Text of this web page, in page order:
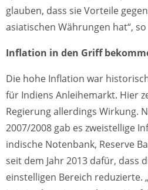
glauben, dass sie Vorteile
asiatischen Währungen hat“, so
Inflation in den Griff
Die hohe Inflation war
für Indiens Anleihemarkt. Hier
Regierung allerdings Wirkung.
2007/2008 gab es zweistellige
indische Notenbank, Reserve
seit dem Jahr 2013 dafür, dass
einstelligen Bereich reduzierte.